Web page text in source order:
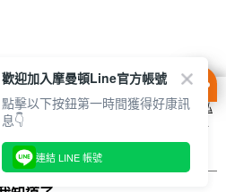
站使用 cookie 方式之詳情，及若您不希
電腦的 cookie 設定，請參閱本網站「
隱私
用本網站即表示您同意本公司得按本網站使
歡迎加入摩曼頓Line官方帳號
點擊以下按鈕第一時間獲得好康訊
息👇
連結 LINE 帳號